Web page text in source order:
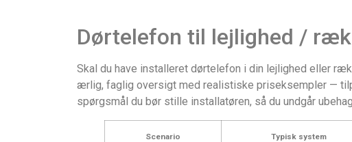
Dørtelefon til lejlighed /
Skal du have installeret dørtelefon i din lejlighed eller
ærlig, faglig oversigt med realistiske priseksempler —
spørgsmål du bør stille installatøren, så du undgår
Scenario Typisk system